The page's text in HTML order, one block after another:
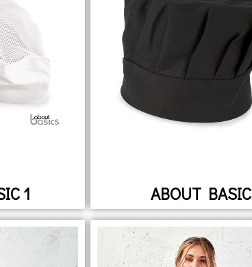
1 ABOUT BASIC